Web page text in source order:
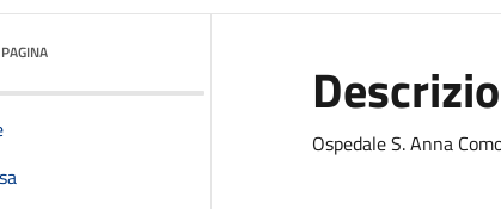
Ospedale S. Anna